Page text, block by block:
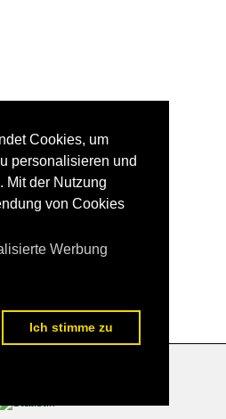
Cookies, um
personalisieren und
Mit der Nutzung
von Cookies
Werbung
Ich stimme zu